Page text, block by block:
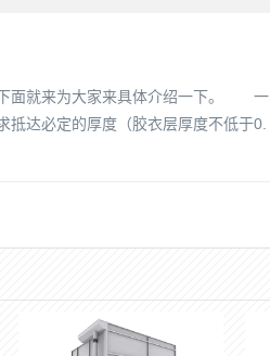
面就来为大家来具体介绍一下。 一
抵达必定的厚度（胶衣层厚度不低于0.